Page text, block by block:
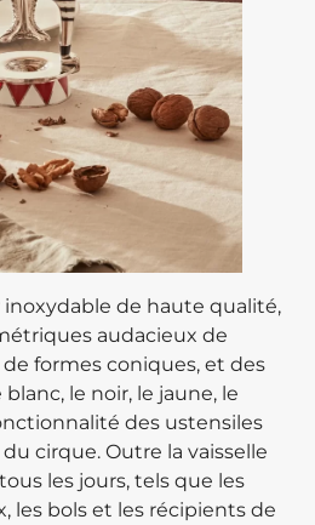
de haute qualité,
audacieux de
formes coniques, et des
le noir, le jaune, le
des ustensiles
cirque. Outre la vaisselle
les jours, tels que les
les bols et les récipients de